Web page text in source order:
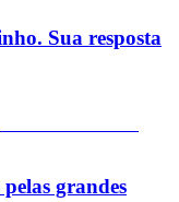
Sua resposta
grandes